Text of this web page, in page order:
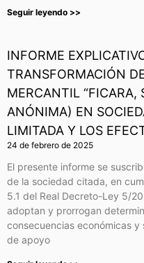
Seguir leyendo >>
INFORME
TRANSFORMACIÓN
MERCANTIL “FICARA,
ANÓNIMA) EN
LIMITADA Y LOS
24 de febrero de 2025
El presente informe se
de la sociedad citada, en
5.1 del Real Decreto-Ley 5/
adoptan y prorrogan
consecuencias económicas y
de apoyo